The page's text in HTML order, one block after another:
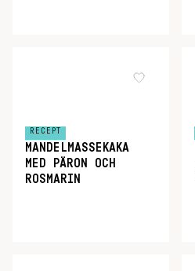
RECEPT
MANDELMASSEKAKA
MED PÄRON OCH
ROSMARIN